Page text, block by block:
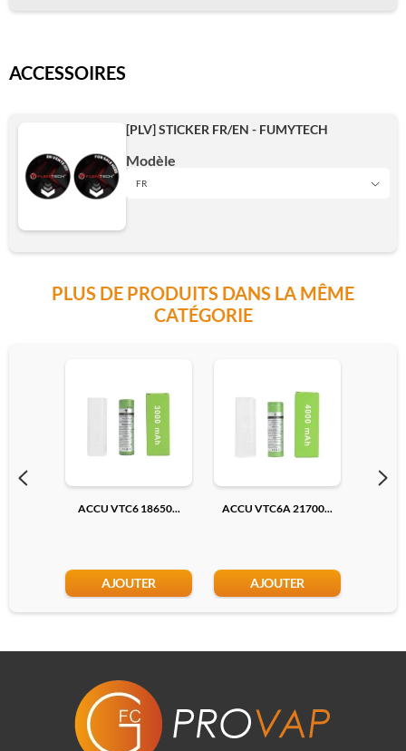
ACCESSOIRES
[PLV] STICKER FR/EN - FUMYTECH
Modèle
FR
EN
PLUS DE PRODUITS DANS LA MÊME
CATÉGORIE
ACCU VTC6 18650...
AJOUTER
ACCU VTC6A 21700...
AJOUTER